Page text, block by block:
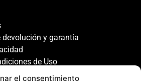
el consentimiento
devolución y garantía
de Uso